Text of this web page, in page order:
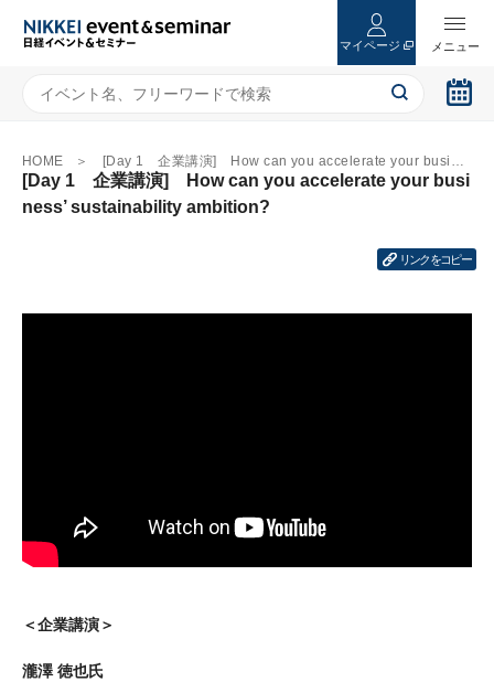
マイページ
HOME [Day 1 企業講演] How can you accelerate your business’ sustainability ambition?
[Day 1 企業講演] How can you accelerate your busi
ness’ sustainability ambition?
リンクをコピー
＜企業講演＞
瀧澤 徳也氏